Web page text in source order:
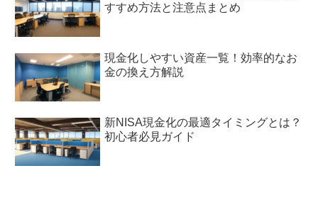
すすめ方法と注意点まとめ
現金化しやすい資産一覧！効率的なお
金の換え方解説
新NISA現金化の最適タイミングとは？
初心者必見ガイド